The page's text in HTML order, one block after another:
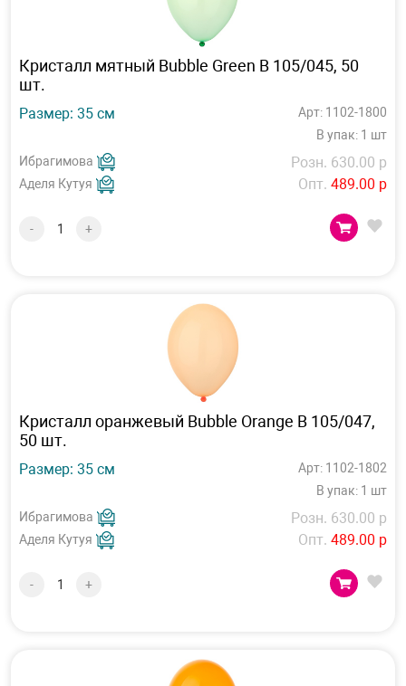
Кристалл мятный Bubble Green B 105/045, 50
шт.
Размер: 35 см
Арт: 1102-1800
В упак: 1 шт
Ибрагимова
Аделя Кутуя
Розн. 630.00 р
Опт. 489.00 р
- +
Кристалл оранжевый Bubble Orange B 105/047,
50 шт.
Размер: 35 см
Арт: 1102-1802
В упак: 1 шт
Ибрагимова
Аделя Кутуя
Розн. 630.00 р
Опт. 489.00 р
- +